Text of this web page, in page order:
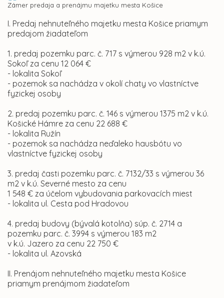
Zámer predaja a prenájmu majetku mesta Košice
I. Predaj nehnuteľného majetku mesta Košice priamym
predajom žiadateľom
1. predaj pozemku parc. č. 717 s výmerou 928 m2 v k.ú.
Sokoľ za cenu 12 064 €
- lokalita Sokoľ
- pozemok sa nachádza v okolí chaty vo vlastníctve
fyzickej osoby
2. predaj pozemku parc. č. 146 s výmerou 1375 m2 v k.ú.
Košické Hámre za cenu 22 688 €
- lokalita Ružín
- pozemok sa nachádza neďaleko hausbótu vo
vlastníctve fyzickej osoby
3. predaj časti pozemku parc. č. 7132/33 s výmerou 36
m2 v k.ú. Severné mesto za cenu
1 548 € za účelom vybudovania parkovacích miest
- lokalita ul. Cesta pod Hradovou
4. predaj budovy (bývalá kotolňa) súp. č. 2714 a
pozemku parc. č. 3994 s výmerou 183 m2
v k.ú. Jazero za cenu 22 750 €
- lokalita ul. Azovská
II. Prenájom nehnuteľného majetku mesta Košice
priamym prenájmom žiadateľom